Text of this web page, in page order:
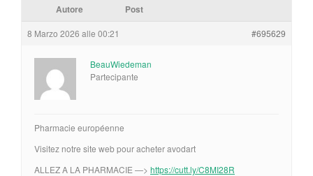
Autore Post
8 Marzo 2026 alle 00:21 #695629
BeauWiedeman
Partecipante
Pharmacie européenne
Visitez notre site web pour acheter avodart
ALLEZ A LA PHARMACIE —> https://cutt.ly/C8MI28R